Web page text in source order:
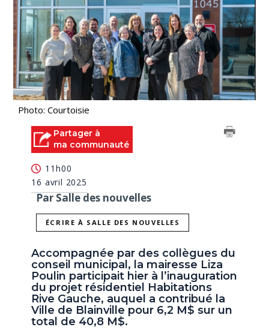
Photo: Courtoisie
Partager à
ma communauté
11h00
16 avril 2025
Par Salle des nouvelles
ÉCRIRE À SALLE DES NOUVELLES
Accompagnée par des collègues du
conseil municipal, la mairesse Liza
Poulin participait hier à l’inauguration
du projet résidentiel Habitations
Rive Gauche, auquel a contribué la
Ville de Blainville pour 6,2 M$ sur un
total de 40,8 M$.